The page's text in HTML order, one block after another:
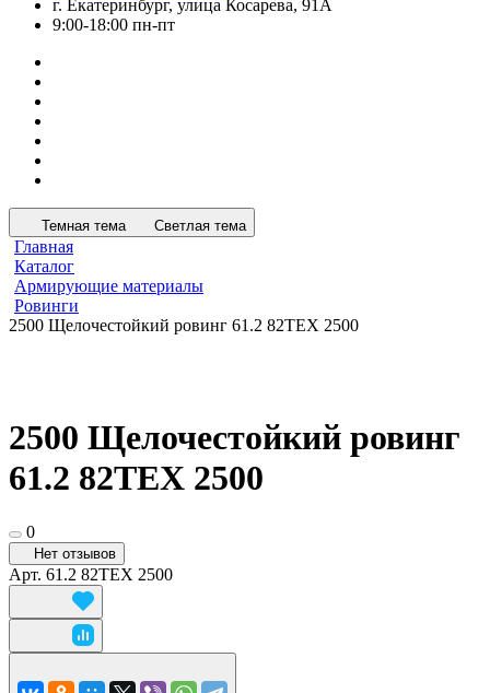
г. Екатеринбург, улица Косарева, 91А
9:00-18:00 пн-пт
Темная тема Светлая тема
Главная
Каталог
Армирующие материалы
Ровинги
2500 Щелочестойкий ровинг 61.2 82TEX 2500
2500 Щелочестойкий ровинг
61.2 82TEX 2500
0
Нет отзывов
Арт. 61.2 82TEX 2500